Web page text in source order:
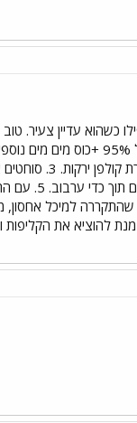
כשהוא עדיין צעיר.
את התפוזים היטב ומייבשים
ומשלימים עם מים
מהאש וממתינים שיתקרר. 6. שופכים